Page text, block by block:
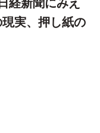
実、押し紙の